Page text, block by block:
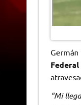
Germán
Federal
“Mi